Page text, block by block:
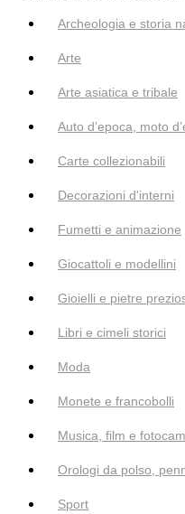
Archeologia e storia
Arte
Arte asiatica e tribale
Auto d’epoca, moto
Carte collezionabili
Decorazioni d'interni
Fumetti e animazione
Giocattoli e modellini
Gioielli e pietre
Libri e cimeli storici
Moda
Monete e francobolli
Musica, film e
Orologi da polso,
Sport